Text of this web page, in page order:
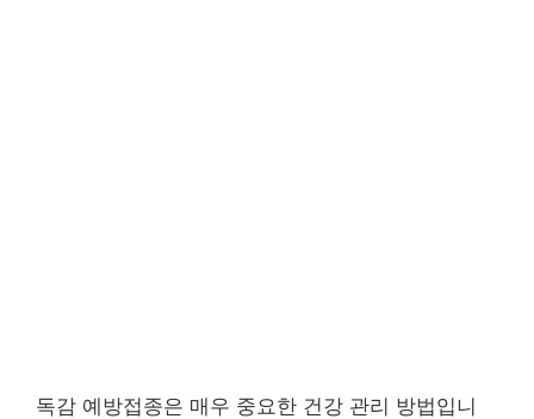
독감 예방접종은 매우 중요한 건강 관리 방법입니